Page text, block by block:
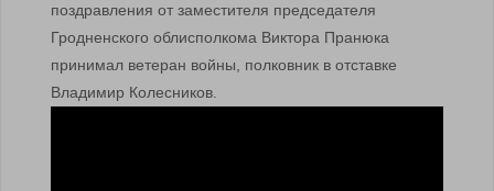
поздравления от заместителя председателя
Гродненского облисполкома Виктора Пранюка
принимал ветеран войны, полковник в отставке
Владимир Колесников.